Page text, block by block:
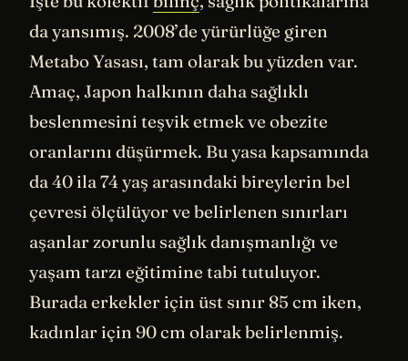
da yansımış. 2008’de yürürlüğe giren
Metabo Yasası, tam olarak bu yüzden var.
Amaç, Japon halkının daha sağlıklı
beslenmesini teşvik etmek ve obezite
oranlarını düşürmek. Bu yasa kapsamında
da 40 ila 74 yaş arasındaki bireylerin bel
çevresi ölçülüyor ve belirlenen sınırları
aşanlar zorunlu sağlık danışmanlığı ve
yaşam tarzı eğitimine tabi tutuluyor.
Burada erkekler için üst sınır 85 cm iken,
kadınlar için 90 cm olarak belirlenmiş.